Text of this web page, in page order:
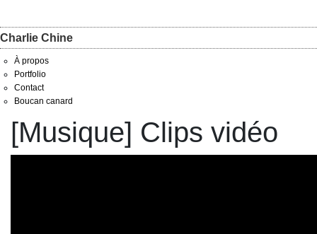
Charlie Chine
À propos
Portfolio
Contact
Boucan canard
[Musique] Clips vidéo